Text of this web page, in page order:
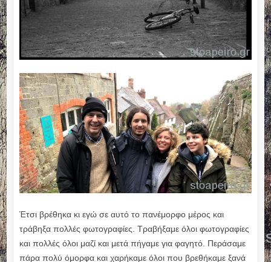
Έτσι βρέθηκα κι εγώ σε αυτό το πανέμορφο μέρος και
τράβηξα πολλές φωτογραφίες. Τραβήξαμε όλοι φωτογραφίες
και πολλές όλοι μαζί και μετά πήγαμε για φαγητό. Περάσαμε
πάρα πολύ όμορφα και χαρήκαμε όλοι που βρεθήκαμε ξανά